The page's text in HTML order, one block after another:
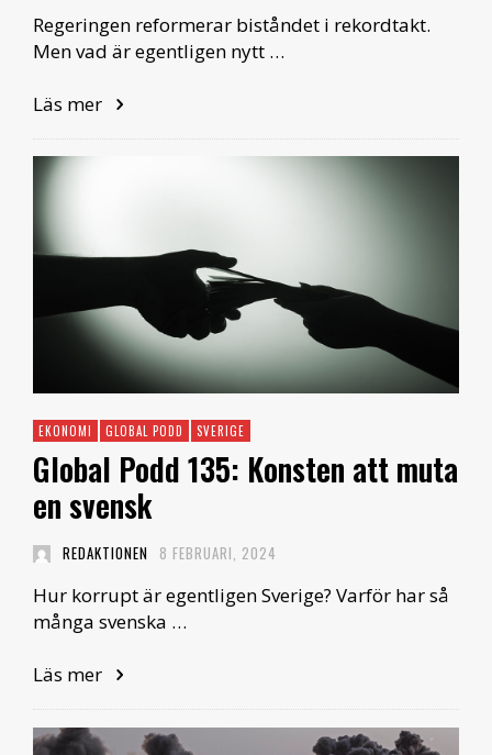
Regeringen reformerar biståndet i rekordtakt.
Men vad är egentligen nytt …
Läs mer
EKONOMI GLOBAL PODD SVERIGE
Global Podd 135: Konsten att muta
en svensk
REDAKTIONEN 8 FEBRUARI, 2024
Hur korrupt är egentligen Sverige? Varför har så
många svenska …
Läs mer